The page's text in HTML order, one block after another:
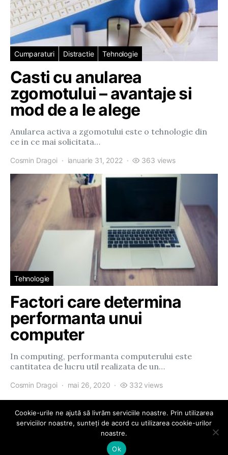
Cumparaturi Distractie Tehnologie
Casti cu anularea
zgomotului – avantaje si
mod de a le alege
Anularea activa a zgomotului este o tehnologie din
ce in ce mai solicitata…
Cosmin Dragoi ianuarie 31, 2022 363 views
Tehnologie
Factori care determina
performanta unui
computer
In computing, performanta computerului este
cantitatea de lucru util realizata de un…
Cosmin Dragoi mai 26, 2020 332 views
eParty
Cookie-urile ne ajută să livrăm serviciile noastre. Prin utilizarea
serviciilor noastre, sunteți de acord cu utilizarea cookie-urilor
noastre.
Ok